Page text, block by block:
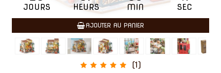
AJOUTER AU PANIER
JOURS HEURS MIN SEC
(1)